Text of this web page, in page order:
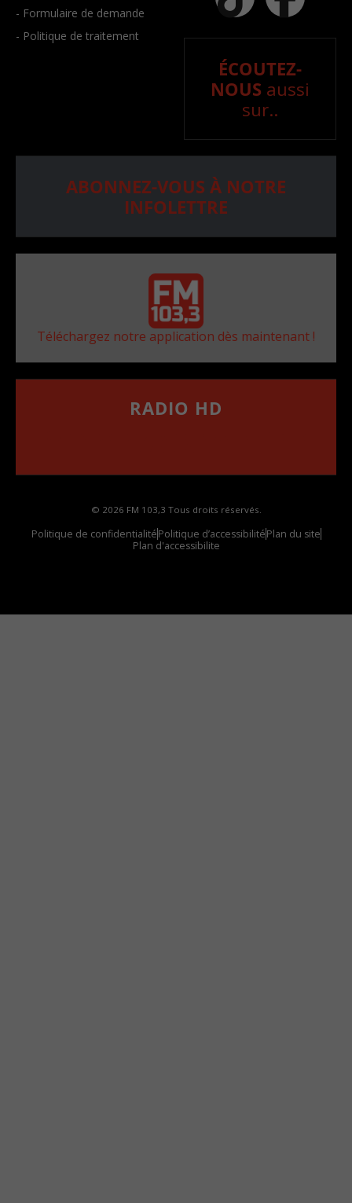
- Formulaire de demande
- Politique de traitement
ÉCOUTEZ-
NOUS aussi
sur..
ABONNEZ-VOUS À NOTRE
INFOLETTRE
Téléchargez notre application dès maintenant !
RADIO HD
© 2026 FM 103,3 Tous droits réservés.
Politique de confidentialitéPolitique d’accessibilitéPlan du site
Plan d'accessibilite